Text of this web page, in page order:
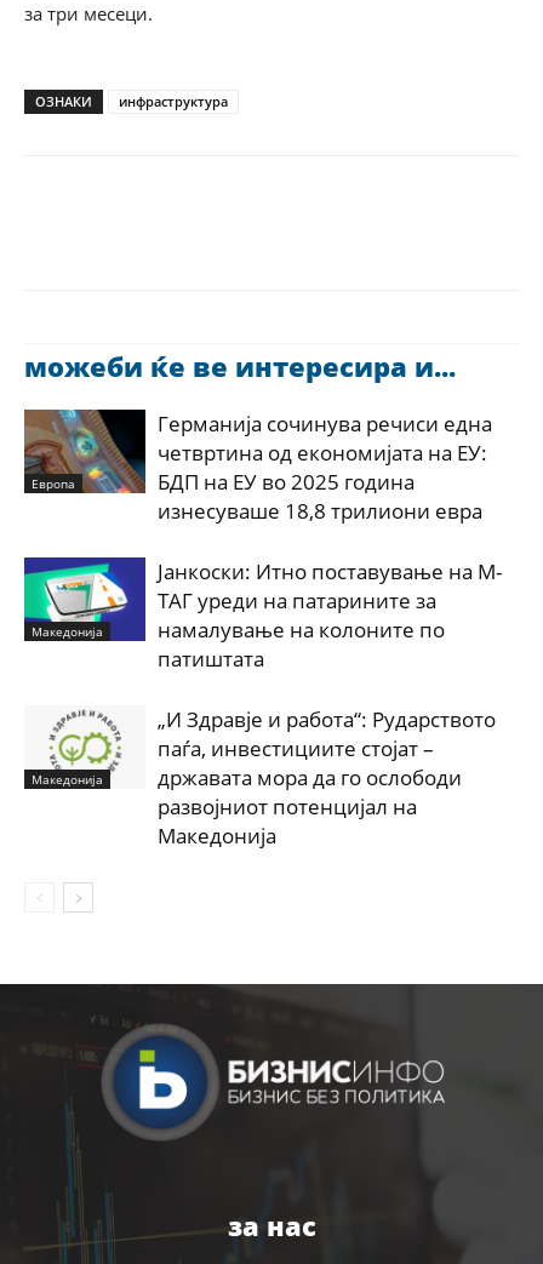
за три месеци.
ОЗНАКИ инфраструктура
можеби ќе ве интересира и...
Европа
Германија сочинува речиси една
четвртина од економијата на ЕУ:
БДП на ЕУ во 2025 година
изнесуваше 18,8 трилиони евра
Македонија
Јанкоски: Итно поставување на М-
ТАГ уреди на патарините за
намалување на колоните по
патиштата
Македонија
„И Здравје и работа“: Рударството
паѓа, инвестициите стојат –
државата мора да го ослободи
развојниот потенцијал на
Македонија
за нас